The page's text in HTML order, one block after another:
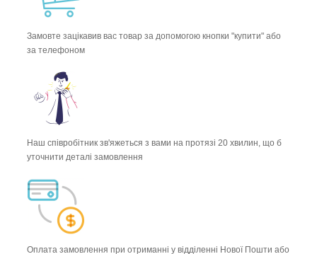
Замовте зацікавив вас товар за допомогою кнопки "купити" або
за телефоном
Наш співробітник зв'яжеться з вами на протязі 20 хвилин, що б
уточнити деталі замовлення
Оплата замовлення при отриманні у відділенні Нової Пошти або